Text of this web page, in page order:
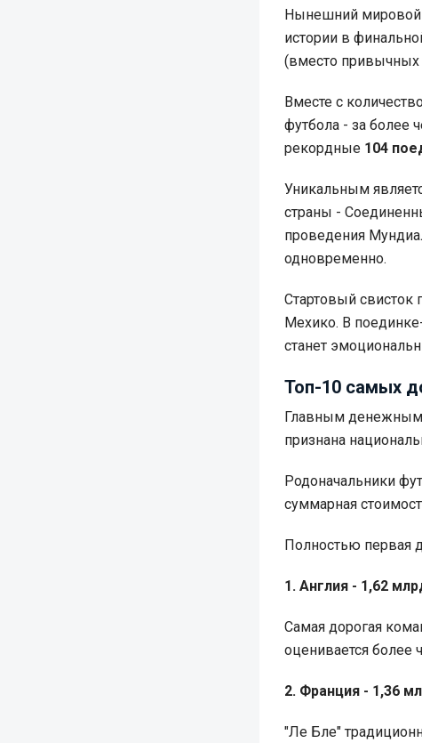
Нынешний мировой
истории в
(вместо привычных
Вместе с
футбола - за более
рекордные 104
Уникальным
страны -
проведения
одновременно.
Стартовый свисток
Мехико. В
станет
Топ-10 самых
Главным денежным
признана
Родоначальники
суммарная
Полностью первая
1. Англия - 1,62
Самая дорогая
оценивается более
2. Франция - 1,36
"Ле Бле"